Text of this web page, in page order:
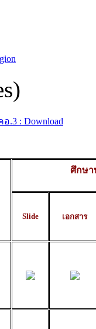
.3 : Download
ศึกษา
Slide เอกสาร